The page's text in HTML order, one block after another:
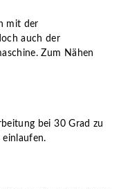
mit der
auch der
Zum Nähen
bei 30 Grad zu
einlaufen.